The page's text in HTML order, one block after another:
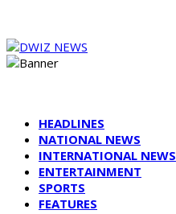
HEADLINES
NATIONAL NEWS
INTERNATIONAL NEWS
ENTERTAINMENT
SPORTS
FEATURES